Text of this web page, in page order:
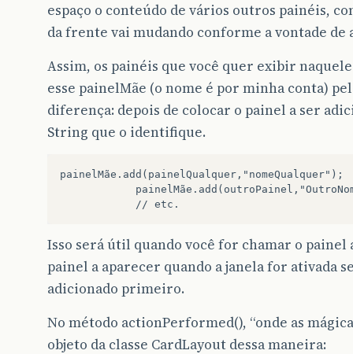
espaço o conteúdo de vários outros painéis,
da frente vai mudando conforme a vontade de
Assim, os painéis que você quer exibir
esse painelMãe (o nome é por minha conta)
diferença: depois de colocar o painel a ser
String que o identifique.
painelMãe.add(painelQualquer,"nomeQualquer");
Isso será útil quando você for chamar o
painel a aparecer quando a janela for ativada
adicionado primeiro.
No método actionPerformed(), “onde as
objeto da classe CardLayout dessa maneira: